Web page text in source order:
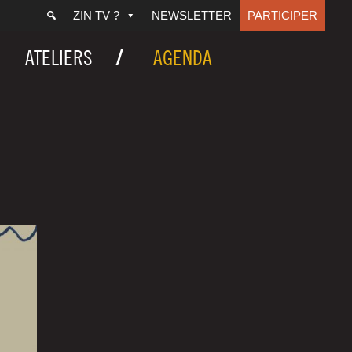
ZIN TV ? NEWSLETTER PARTICIPER
ATELIERS AGENDA